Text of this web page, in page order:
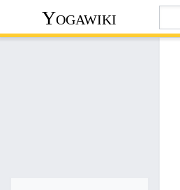
Yogawiki